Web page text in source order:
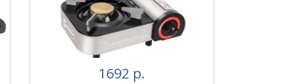
1692 р.